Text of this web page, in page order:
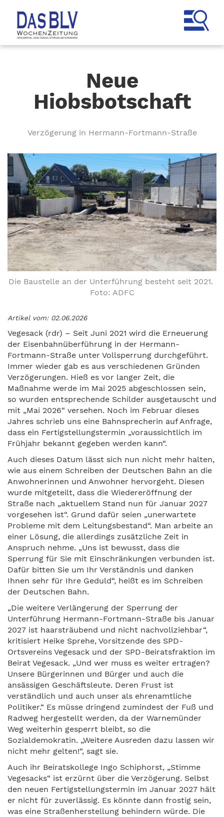
Neue
Hiobsbotschaft
Verzögerung in Hermann-Fortmann-Straße
Die Baustelle an der Unterführung besteht seit 2021.
Foto: ADFC
Artikel vom: 02.06.2026
Vegesack (rdr) – Seit Juni 2021 wird die Erneuerung
der Eisenbahnüberführung in der Hermann-
Fortmann-Straße unter Vollsperrung durchgeführt.
Immer wieder gab es aus verschiedenen Gründen
Verzögerungen. Hieß es vor langer Zeit, die
Maßnahme werde im Mai 2025 abgeschlossen sein,
so wurden entsprechende Schilder ausgetauscht und
mit „Mai 2026“ versehen. Noch im Februar dieses
Jahres schrieb uns eine Bahnsprecherin auf Anfrage,
dass ein Fertigstellungstermin „voraussichtlich im
Frühjahr bekannt gegeben werden kann“.
Auch dieses Datum lässt sich nun nicht mehr halten,
wie aus einem Schreiben der Deutschen Bahn an die
Anwohnerinnen und Anwohner hervorgeht. Diesen
wurde mitgeteilt, dass die Wiedereröffnung der
Straße nach „aktuellem Stand nun für Januar 2027
vorgesehen ist“. Grund dafür seien „unerwartete
Probleme mit dem Leitungsbestand“. Man arbeite an
einer Lösung, die allerdings zusätzliche Zeit in
Anspruch nehme. „Uns ist bewusst, dass die
Sperrung für Sie mit Einschränkungen verbunden ist.
Dafür bitten Sie um Ihr Verständnis und danken
Ihnen sehr für Ihre Geduld“, heißt es im Schreiben
der Deutschen Bahn.
„Die weitere Verlängerung der Sperrung der
Unterführung Hermann-Fortmann-Straße bis Januar
2027 ist haarsträubend und nicht nachvollziehbar“,
kritisiert Heike Sprehe, Vorsitzende des SPD-
Ortsvereins Vegesack und der SPD-Beiratsfraktion im
Beirat Vegesack. „Und wer muss es weiter ertragen?
Unsere Bürgerinnen und Bürger und auch die
ansässigen Geschäftsleute. Deren Frust ist
verständlich und auch unser als ehrenamtliche
Politiker.“ Es müsse dringend zumindest der Fuß und
Radweg hergestellt werden, da der Warnemünder
Weg weiterhin gesperrt bleibt, so die
Sozialdemokratin. „Weitere Ausreden dazu lassen wir
nicht mehr gelten!“, sagt sie.
Auch ihr Beiratskollege Ingo Schiphorst, „Stimme
Vegesacks“ ist erzürnt über die Verzögerung. Selbst
den neuen Fertigstellungstermin im Januar 2027 hält
er nicht für zuverlässig. Es könnte dann frostig sein,
was eine Straßenherstellung behindern würde. Die